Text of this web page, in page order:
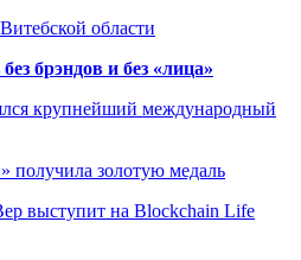
области
брэндов и без «лица»
крупнейший международный
получила золотую медаль
выступит на Blockchain Life